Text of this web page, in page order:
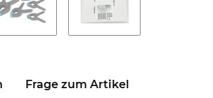
Frage zum Artikel